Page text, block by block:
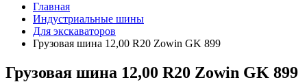
Главная
Индустриальные шины
Для экскаваторов
Грузовая шина 12,00 R20 Zowin GK 899
Грузовая шина 12,00 R20 Zowin GK 899